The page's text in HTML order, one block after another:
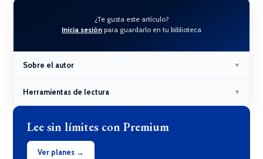
¿Te gusta este artículo?
Inicia sesión para guardarlo en tu biblioteca
Sobre el autor ▼
Herramientas de lectura ▼
Lee sin límites con Premium
Ver planes →